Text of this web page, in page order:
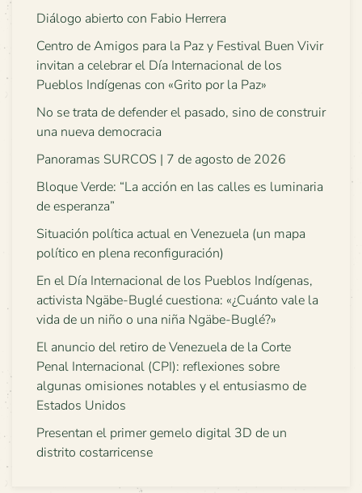
Diálogo abierto con Fabio Herrera
Centro de Amigos para la Paz y Festival Buen Vivir
invitan a celebrar el Día Internacional de los
Pueblos Indígenas con «Grito por la Paz»
No se trata de defender el pasado, sino de construir
una nueva democracia
Panoramas SURCOS | 7 de agosto de 2026
Bloque Verde: “La acción en las calles es luminaria
de esperanza”
Situación política actual en Venezuela (un mapa
político en plena reconfiguración)
En el Día Internacional de los Pueblos Indígenas,
activista Ngäbe-Buglé cuestiona: «¿Cuánto vale la
vida de un niño o una niña Ngäbe-Buglé?»
El anuncio del retiro de Venezuela de la Corte
Penal Internacional (CPI): reflexiones sobre
algunas omisiones notables y el entusiasmo de
Estados Unidos
Presentan el primer gemelo digital 3D de un
distrito costarricense